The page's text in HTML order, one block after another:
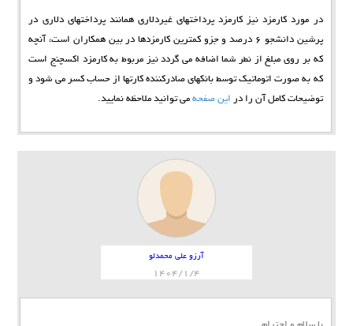
در مورد کارمزد نیز کارمزد پرداختهای غیردلاری همانند پرداختهای دلاری در
پرشین دانشجو 6 درصد و جزو کمترین کارمزدها در بین همکاران است، آنچه
که بر روی مبلغ از نطر شما اضافه می گردد نیز مربوط به کارمزد اکسچنج است
که به صورت اتوماتیک توسط بانکهای صادرکننده کارتها از حساب کسر می شود و
توضیحات کامل آن را در این صفحهمی توانید ملاحظه نمایید.
آرزو علی محمدلو
1404/1/4